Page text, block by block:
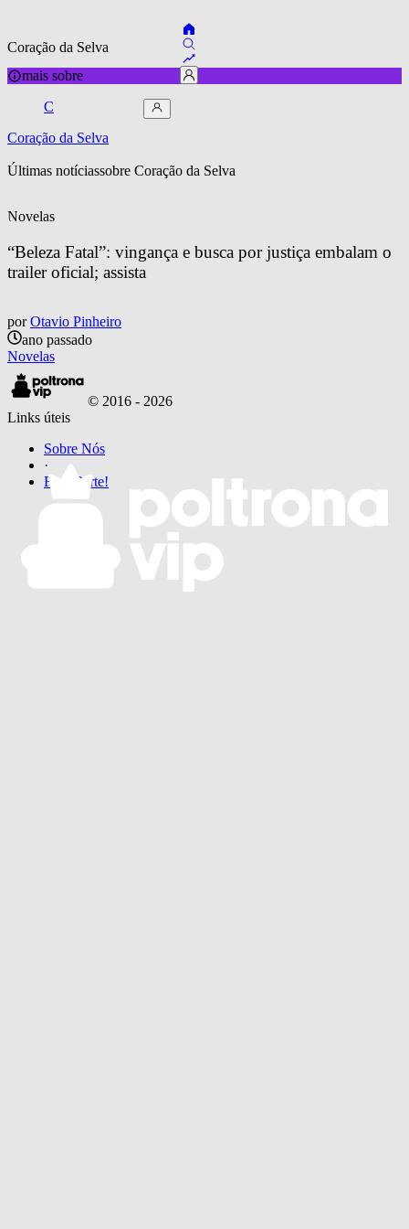
Coração da Selva
mais sobre
C
Coração da Selva
Últimas notíciassobre Coração da Selva
Novelas
“Beleza Fatal”: vingança e busca por justiça embalam o
trailer oficial; assista
por Otavio Pinheiro
ano passado
Novelas
© 2016 - 2026
Links úteis
Sobre Nós
·
Faça Parte!